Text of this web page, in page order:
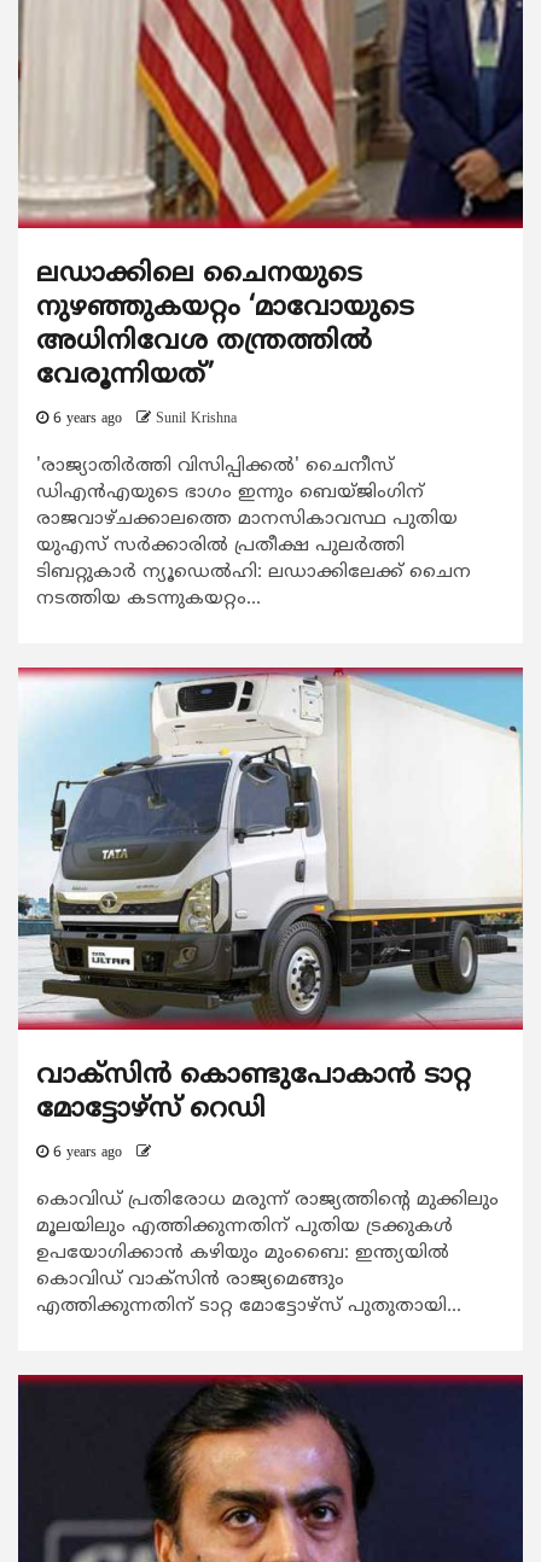
ലഡാക്കിലെ ചൈനയുടെ
നുഴഞ്ഞുകയറ്റം ‘മാവോയുടെ
അധിനിവേശ തന്ത്രത്തില്‍
വേരൂന്നിയത്’
6 years ago Sunil Krishna
'രാജ്യാതിര്‍ത്തി വിസിപ്പിക്കല്‍' ചൈനീസ്
ഡിഎന്‍എയുടെ ഭാഗം ഇന്നും ബെയ്ജിംഗിന്
രാജവാഴ്ചക്കാലത്തെ മാനസികാവസ്ഥ പുതിയ
യുഎസ് സര്‍ക്കാരില്‍ പ്രതീക്ഷ പുലര്‍ത്തി
ടിബറ്റുകാര്‍ ന്യൂഡെല്‍ഹി: ലഡാക്കിലേക്ക് ചൈന
നടത്തിയ കടന്നുകയറ്റം...
വാക്‌സിന്‍ കൊണ്ടുപോകാന്‍ ടാറ്റ
മോട്ടോഴ്‌സ് റെഡി
6 years ago
കൊവിഡ് പ്രതിരോധ മരുന്ന് രാജ്യത്തിന്റെ മുക്കിലും
മൂലയിലും എത്തിക്കുന്നതിന് പുതിയ ട്രക്കുകള്‍
ഉപയോഗിക്കാന്‍ കഴിയും മുംബൈ: ഇന്ത്യയില്‍
കൊവിഡ് വാക്‌സിന്‍ രാജ്യമെങ്ങും
എത്തിക്കുന്നതിന് ടാറ്റ മോട്ടോഴ്‌സ് പുതുതായി...